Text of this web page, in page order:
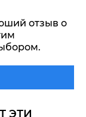
отзыв о
ЭТИ